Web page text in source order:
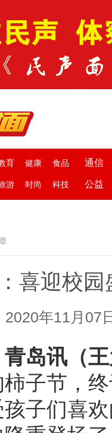
育 健康 食品
游 时尚 科技
通信
公益
喜迎校园
2020年11月07
青岛讯（
子节，
子们喜